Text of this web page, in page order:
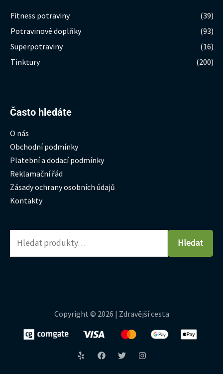
Fitness potraviny
(39)
Potravinové doplňky
(93)
Superpotraviny
(16)
Tinktury
(200)
Často hledáte
O nás
Obchodní podmínky
Platební a dodací podmínky
Reklamační řád
Zásady ochrany osobních údajů
Kontakty
Hledat:
Hledat
Copyright © 2026 | Zdravější cesta